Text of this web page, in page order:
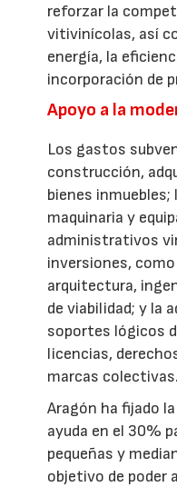
reforzar la
vitivinícolas, así
energía, la
incorporación de
Apoyo a la
Los gastos
construcción,
bienes inmuebles;
maquinaria y
administrativos
inversiones,
arquitectura,
de viabilidad; y la
soportes lógicos
licencias,
marcas colectivas.
Aragón ha fijado
ayuda en el 30%
pequeñas y
objetivo de poder